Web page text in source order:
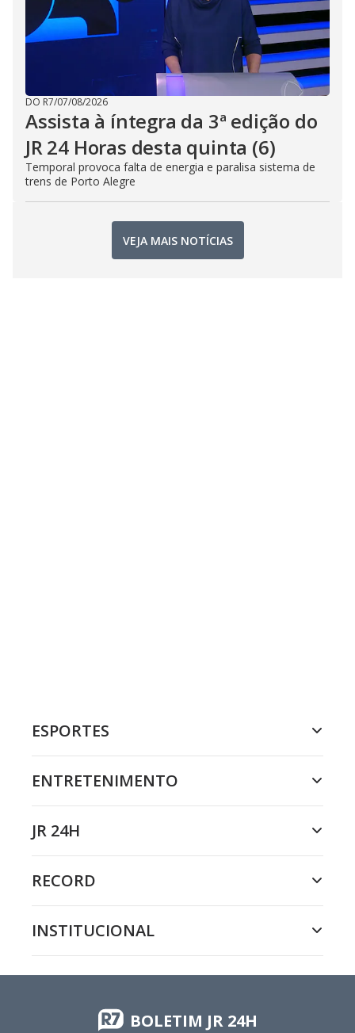
DO R7/07/08/2026
Assista à íntegra da 3ª edição do
JR 24 Horas desta quinta (6)
Temporal provoca falta de energia e paralisa sistema de
trens de Porto Alegre
VEJA MAIS NOTÍCIAS
ESPORTES
ENTRETENIMENTO
JR 24H
RECORD
INSTITUCIONAL
BOLETIM JR 24H